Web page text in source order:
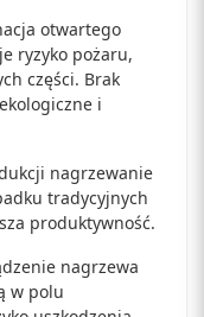
otwartego
ryzyko pożaru,
części. Brak
i
nagrzewanie
tradycyjnych
produktywność.
nagrzewa
w polu